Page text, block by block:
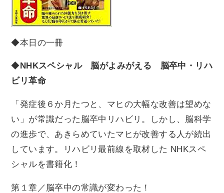
◆本日の一冊
◆ NHKスペシャル 脳がよみがえる 脳卒中・リハ
ビリ革命
「発症後６か月たつと、マヒの大幅な改善は望めな
い」が常識だった脳卒中リハビリ。しかし、脳科学
の進歩で、あきらめていたマヒが改善する人が続出
しています。リハビリ最前線を取材した NHKスペ
シャルを書籍化！
第１章／脳卒中の常識が変わった！